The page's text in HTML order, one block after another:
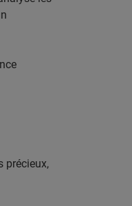
précieux,